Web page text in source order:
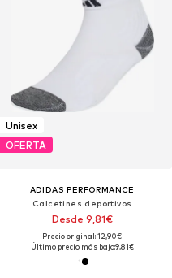
Unisex
OFERTA
ADIDAS PERFORMANCE
Calcetines deportivos
Desde 9,81€
Precio original: 12,90€
Último precio más bajo:9,81€